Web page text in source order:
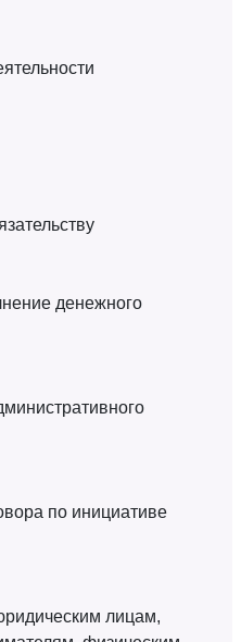
денежного
по инициативе
лицам,